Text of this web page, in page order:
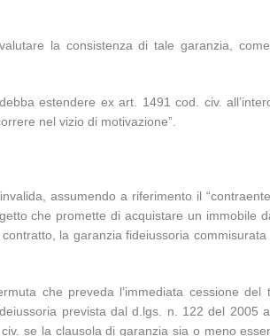
la consistenza di tale garanzia,
estendere ex art. 1491 cod. civ.
nel vizio di motivazione”.
assumendo a riferimento il
che promette di acquistare un immobile
la garanzia fideiussoria commisurata
che preveda l’immediata cessione del
prevista dal d.lgs. n. 122 del 2005
se la clausola di garanzia sia o meno